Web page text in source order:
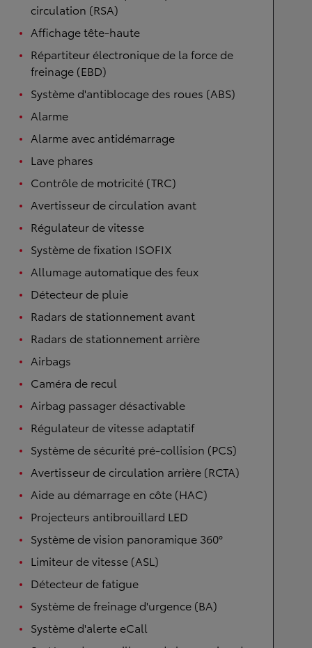
circulation (RSA)
Affichage tête-haute
Répartiteur électronique de la force de
freinage (EBD)
Système d'antiblocage des roues (ABS)
Alarme
Alarme avec antidémarrage
Lave phares
Contrôle de motricité (TRC)
Avertisseur de circulation avant
Régulateur de vitesse
Système de fixation ISOFIX
Allumage automatique des feux
Détecteur de pluie
Radars de stationnement avant
Radars de stationnement arrière
Airbags
Caméra de recul
Airbag passager désactivable
Régulateur de vitesse adaptatif
Système de sécurité pré-collision (PCS)
Avertisseur de circulation arrière (RCTA)
Aide au démarrage en côte (HAC)
Projecteurs antibrouillard LED
Système de vision panoramique 360°
Limiteur de vitesse (ASL)
Détecteur de fatigue
Système de freinage d'urgence (BA)
Système d'alerte eCall